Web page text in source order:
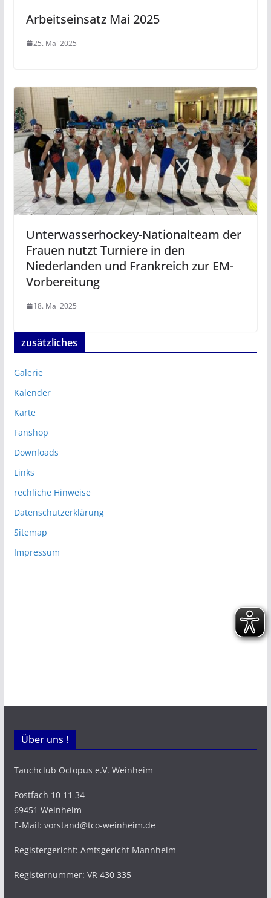
Arbeitseinsatz Mai 2025
25. Mai 2025
Unterwasserhockey-Nationalteam der
Frauen nutzt Turniere in den
Niederlanden und Frankreich zur EM-
Vorbereitung
18. Mai 2025
zusätzliches
Galerie
Kalender
Karte
Fanshop
Downloads
Links
rechliche Hinweise
Datenschutzerklärung
Sitemap
Impressum
Über uns !
Tauchclub Octopus e.V. Weinheim
Postfach 10 11 34
69451 Weinheim
E-Mail: vorstand@tco-weinheim.de
Registergericht: Amtsgericht Mannheim
Registernummer: VR 430 335